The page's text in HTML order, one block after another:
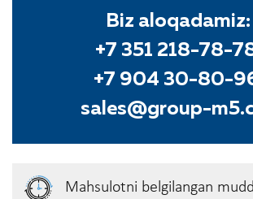
Biz aloqadamiz:
+7 351 218-78-
+7 904 30-80-
sales@group-
Mahsulotni belgilangan